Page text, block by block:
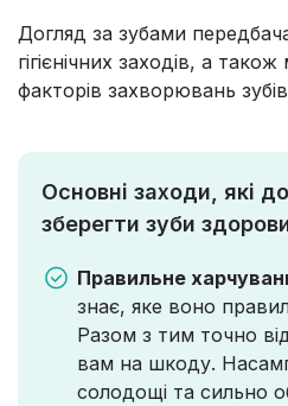
Догляд за зубами
гігієнічних заходів, а також
факторів захворювань
Основні заходи, які
зберегти зуби
Правильне
знає, яке воно
Разом з тим точно
вам на шкоду.
солодощі та сильно